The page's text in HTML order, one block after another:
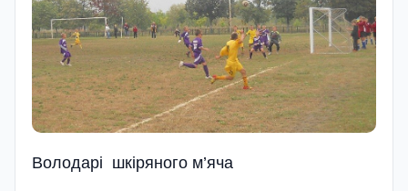
Володарі шкіряного м’яча